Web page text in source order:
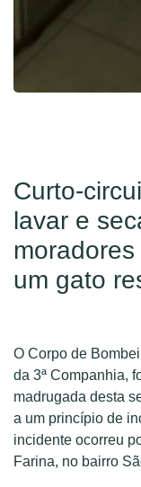
Curto-
lavar e
um gato
O Corpo de
da 3ª Companhia,
madrugada desta
a um princípio de
incidente ocorreu
Farina, no bairro